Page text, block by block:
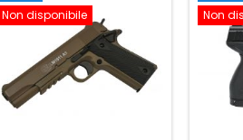
Non disponibile
Non